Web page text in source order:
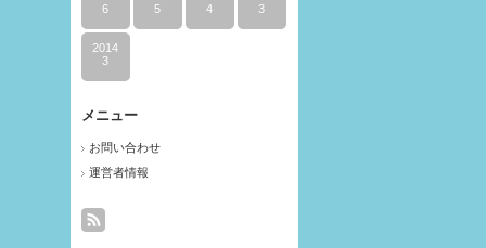
6
5
4
3
2014
3
メニュー
お問い合わせ
運営者情報